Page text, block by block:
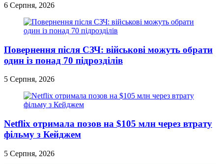
6 Серпня, 2026
Повернення після СЗЧ: військові можуть обрати
один із понад 70 підрозділів
5 Серпня, 2026
Netflix отримала позов на $105 млн через втрату
фільму з Кейджем
5 Серпня, 2026